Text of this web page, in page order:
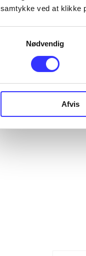
samtykke ved at klikke
Nødvendig
Afvis
...